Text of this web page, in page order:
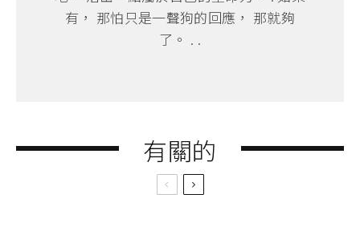
有， 那怕只是一聲狗的回應， 那就夠
了。 . .
有關的